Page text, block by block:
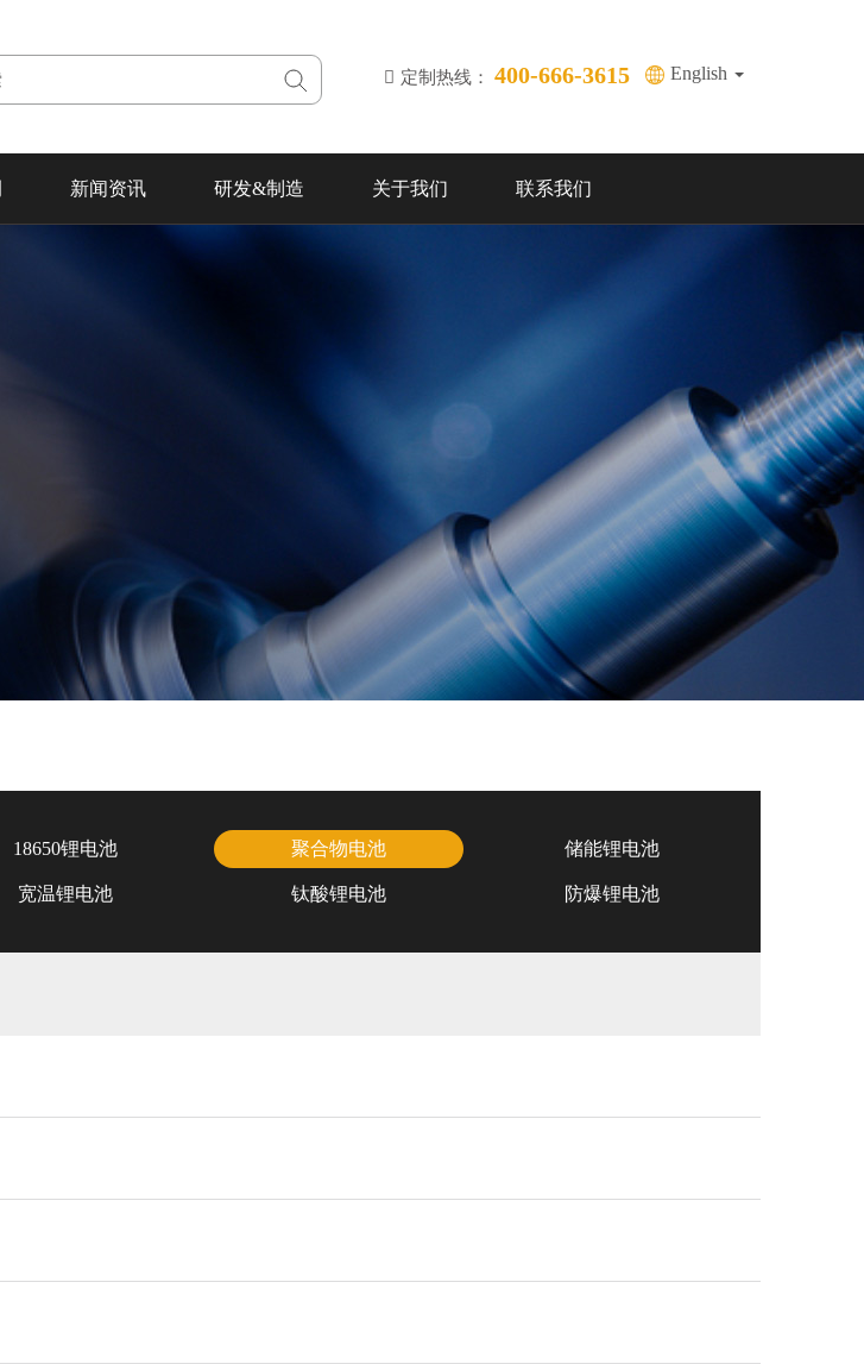
定制热线： 400-666-3615 English
新闻资讯 研发&制造 关于我们 联系我们
18650锂电池 聚合物电池 储能锂电池
宽温锂电池 钛酸锂电池 防爆锂电池